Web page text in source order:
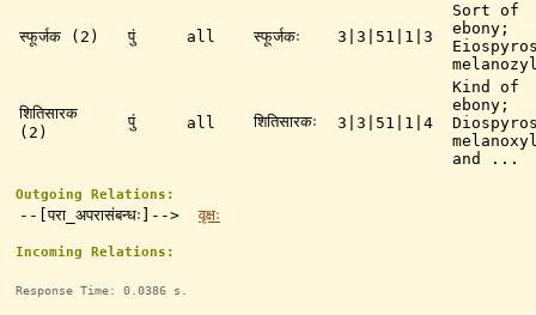
स्फूर्जक (2) पुं all स्फूर्जकः 3|3|51|1|3
Sort of
ebony;
शितिसारक
(2)
पुं all शितिसारकः 3|3|51|1|4
Kind of
ebony;
and ...
Outgoing Relations:
--[परा_अपरासंबन्धः]--> वृक्षः
Incoming Relations:
Response Time: 0.0386 s.